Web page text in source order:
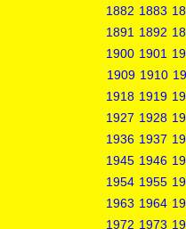
1882 1883
1891 1892
1900 1901
1909 1910
1918 1919
1927 1928
1936 1937
1945 1946
1954 1955
1963 1964
1972 1973